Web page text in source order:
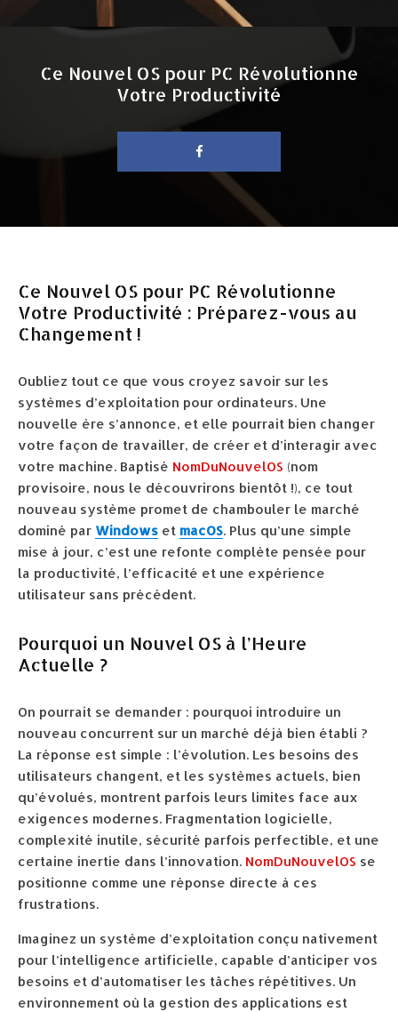
Ce Nouvel OS pour PC Révolutionne
Votre Productivité
Ce Nouvel OS pour PC Révolutionne
Votre Productivité : Préparez-vous au
Changement !
Oubliez tout ce que vous croyez savoir sur les
systèmes d’exploitation pour ordinateurs. Une
nouvelle ère s’annonce, et elle pourrait bien changer
votre façon de travailler, de créer et d’interagir avec
votre machine. Baptisé NomDuNouvelOS (nom
provisoire, nous le découvrirons bientôt !), ce tout
nouveau système promet de chambouler le marché
dominé par Windows et macOS. Plus qu’une simple
mise à jour, c’est une refonte complète pensée pour
la productivité, l’efficacité et une expérience
utilisateur sans précédent.
Pourquoi un Nouvel OS à l’Heure
Actuelle ?
On pourrait se demander : pourquoi introduire un
nouveau concurrent sur un marché déjà bien établi ?
La réponse est simple : l’évolution. Les besoins des
utilisateurs changent, et les systèmes actuels, bien
qu’évolués, montrent parfois leurs limites face aux
exigences modernes. Fragmentation logicielle,
complexité inutile, sécurité parfois perfectible, et une
certaine inertie dans l’innovation. NomDuNouvelOS se
positionne comme une réponse directe à ces
frustrations.
Imaginez un système d’exploitation conçu nativement
pour l’intelligence artificielle, capable d’anticiper vos
besoins et d’automatiser les tâches répétitives. Un
environnement où la gestion des applications est